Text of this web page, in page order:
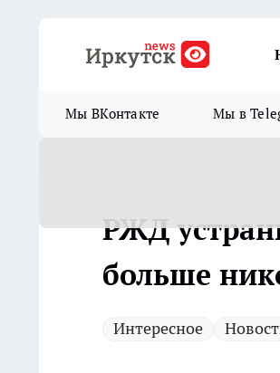
Мы ВКонтакте Мы в
РЖД
больше
Интересное